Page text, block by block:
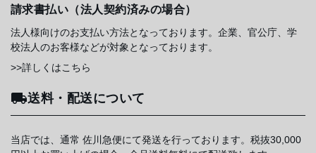
請求書払い（法人契約済みの場合）
法人様向けのお支払い方法となっております。企業、官公庁、学
校法人のお客様などが対象となっております。
>>詳しくはこちら
送料・配送について
当店では、通常 佐川急便にて発送を行っております。税抜30,000